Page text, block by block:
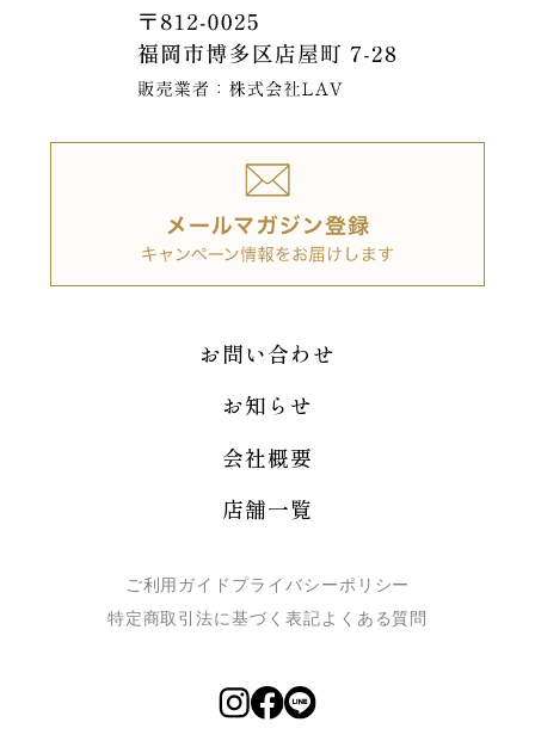
お問い合わせ
お知らせ
会社概要
店舗一覧
ご利用ガイド プライバシーポリシー
特定商取引法に基づく表記よくある質問